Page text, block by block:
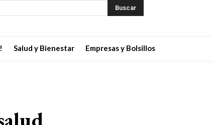
Buscar
Salud y Bienestar Empresas y Bolsillos